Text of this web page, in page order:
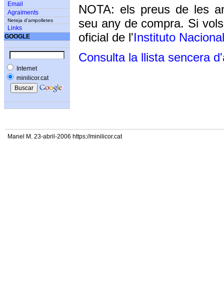
Email
Agraïments
Neteja d'ampolletes
Links
GOOGLE
Internet
minilicor.cat
NOTA: els preus de les
seu any de compra. Si
oficial de l'Instituto
Consulta la llista sencera
Manel M. 23-abril-2006 https://minilicor.cat